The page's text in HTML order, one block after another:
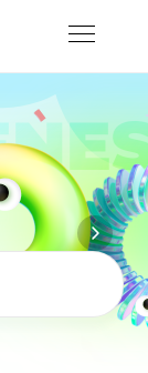
板免费下